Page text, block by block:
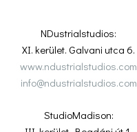
NDustrialstudios:
XI. kerület. Galvani utca 6.
www.ndustrialstudios.com
info@ndustrialstudios.com
StudioMadison: